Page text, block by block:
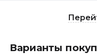
Варианты